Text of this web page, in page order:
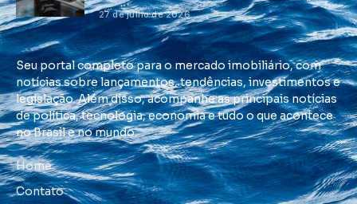
27 de julho de 2026
Seu portal completo para o mercado imobiliário, com
notícias sobre lançamentos, tendências, investimentos e
legislação. Além disso, acompanhe as principais notícias
de política, tecnologia, economia e tudo o que acontece
no Brasil e no mundo.
Home
Contato